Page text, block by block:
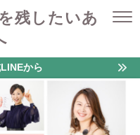
残したいあ
から